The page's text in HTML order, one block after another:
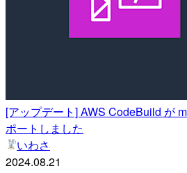
[アップデート] AWS CodeBuild が
ポートしました
いわさ
2024.08.21